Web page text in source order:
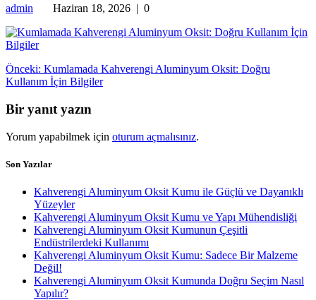
admin Haziran 18, 2026 | 0
Yazı
gezinmesi
Önceki: Önceki
yazı:
Kumlamada Kahverengi Aluminyum Oksit: Doğru
Kullanım İçin Bilgiler
Bir yanıt yazın
Yorum yapabilmek için oturum açmalısınız.
Son Yazılar
Kahverengi Aluminyum Oksit Kumu ile Güçlü ve Dayanıklı
Yüzeyler
Kahverengi Aluminyum Oksit Kumu ve Yapı Mühendisliği
Kahverengi Aluminyum Oksit Kumunun Çeşitli
Endüstrilerdeki Kullanımı
Kahverengi Aluminyum Oksit Kumu: Sadece Bir Malzeme
Değil!
Kahverengi Aluminyum Oksit Kumunda Doğru Seçim Nasıl
Yapılır?